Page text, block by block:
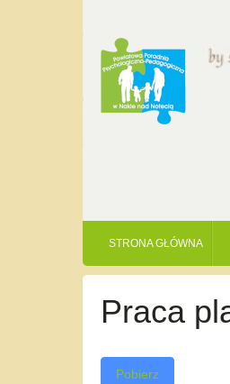
STRONA GŁÓWNA
Praca
Pobierz